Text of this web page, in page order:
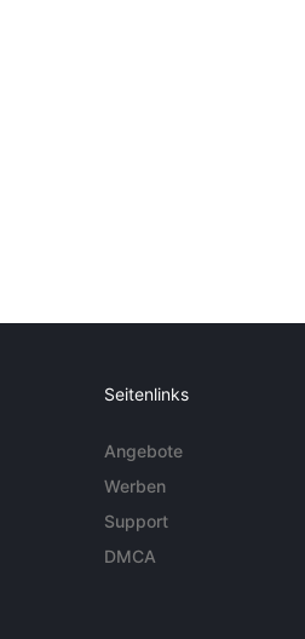
Seitenlinks
Angebote
Werben
Support
DMCA